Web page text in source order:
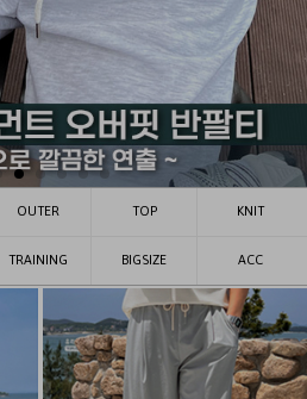
OUTER TOP KNIT
TRAINING BIGSIZE ACC